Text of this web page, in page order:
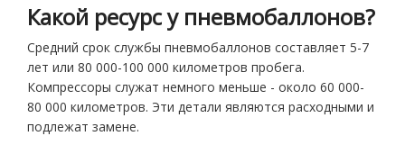
Какой ресурс у пневмобаллонов?
Средний срок службы пневмобаллонов составляет 5-7
лет или 80 000-100 000 километров пробега.
Компрессоры служат немного меньше - около 60 000-
80 000 километров. Эти детали являются расходными и
подлежат замене.